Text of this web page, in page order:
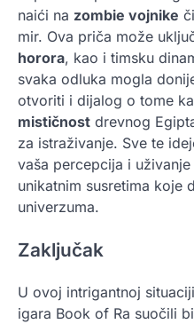
naići na zombie vojnike
mir. Ova priča može
horora, kao i timsku
svaka odluka mogla
otvoriti i dijalog o tome
mističnost drevnog
za istraživanje. Sve te
vaša percepcija i
unikatnim susretima koje
univerzuma.
Zaključak
U ovoj intrigantnoj
igara Book of Ra suočili